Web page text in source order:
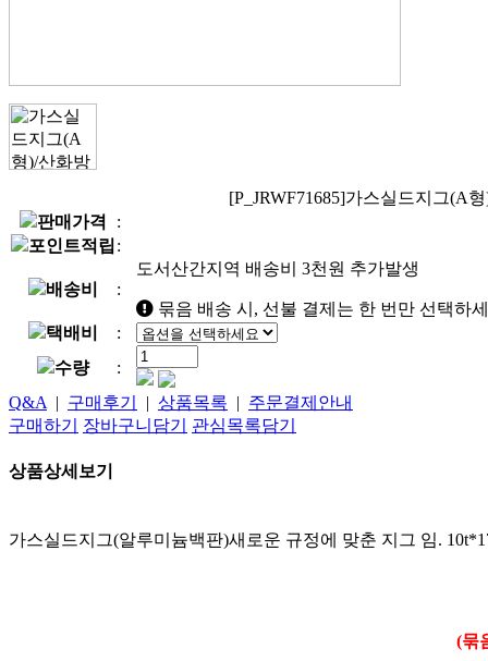
[P_JRWF71685]가스실드지그(A
판매가격
:
포인트적립 :
배송비 :
도서산간지역 배송비 3천원 추가발생
묶음 배송 시, 선불 결제는 한 번만 선택하
택배비
:
수량
:
Q&A | 구매후기 | 상품목록 | 주문결제안내
구매하기
장바구니담기 관심목록담기
상품상세보기
가스실드지그(알루미늄백판)새로운 규정에 맞춘 지그 임.
(묶